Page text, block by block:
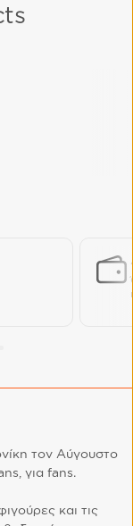
τον Αύγουστο
για fans.
και τις